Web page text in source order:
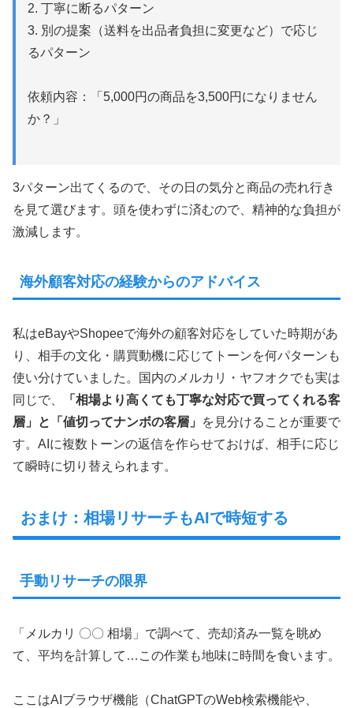
2. 丁寧に断るパターン
3. 別の提案（送料を出品者負担に変更など）で応じ
るパターン
依頼内容：「5,000円の商品を3,500円になりません
か？」
3パターン出てくるので、その日の気分と商品の売れ行き
を見て選びます。頭を使わずに済むので、精神的な負担が
激減します。
海外顧客対応の経験からのアドバイス
私はeBayやShopeeで海外の顧客対応をしていた時期があ
り、相手の文化・購買動機に応じてトーンを何パターンも
使い分けていました。国内のメルカリ・ヤフオクでも実は
同じで、
「相場より高くても丁寧な対応で買ってくれる客
層」と「値切ってナンボの客層」
を見分けることが重要で
す。AIに複数トーンの返信を作らせておけば、相手に応じ
て瞬時に切り替えられます。
おまけ：相場リサーチもAIで時短する
手動リサーチの限界
「メルカリ 〇〇 相場」で調べて、売却済み一覧を眺め
て、平均を計算して…この作業も地味に時間を食います。
ここはAIブラウザ機能（ChatGPTのWeb検索機能や、